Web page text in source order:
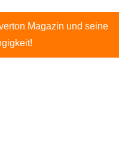
Magazin und seine